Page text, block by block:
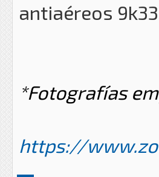
antiaéreos
*Fotografías
https://